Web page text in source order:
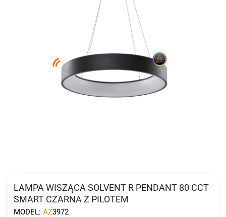
LAMPA WISZĄCA SOLVENT R PENDANT 80 CCT
SMART CZARNA Z PILOTEM
MODEL: AZ3972